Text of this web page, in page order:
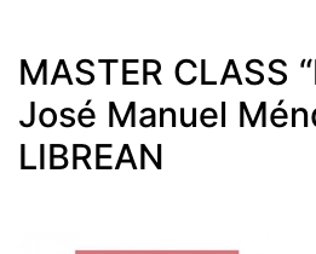
MASTER CLASS
José Manuel
LIBREAN